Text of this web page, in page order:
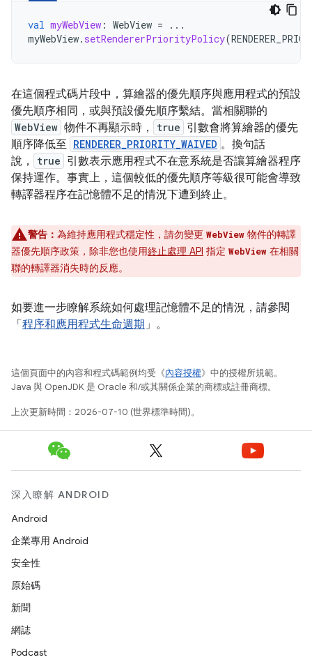
val myWebView : WebView =
...
myWebView. setRendererPriorityPolicy(
在這個程式碼片段中，算繪器的優先順序與應用程式的預設
優先順序相同，或與預設優先順序繫結。當相關聯的
WebView 物件不再顯示時， true 引數會將算繪器的優先
順序降低至 RENDERER_PRIORITY_WAIVED 。換句話
說，
true 引數表示應用程式不在意系統是否讓算繪器程序
保持運作。事實上，這個較低的優先順序等級很可能會導致
轉譯器程序在記憶體不足的情況下遭到終止。
警告： 為維持應用程式穩定性，請勿變更 WebView 物件的轉譯
器優先順序政策，除非您也使用終止處理 API 指定 WebView 在相關
聯的轉譯器消失時的反應。
如要進一步瞭解系統如何處理記憶體不足的情況，請參閱
「 程序和應用程式生命週期 」。
這個頁面中的內容和程式碼範例均受《內容授權》中的授權所規範。
Java 與 OpenJDK 是 Oracle 和/或其關係企業的商標或註冊商標。
上次更新時間：2026-07-10 (世界標準時間)。
深入瞭解 ANDROID
Android
企業專用 Android
安全性
原始碼
新聞
網誌
Podcast